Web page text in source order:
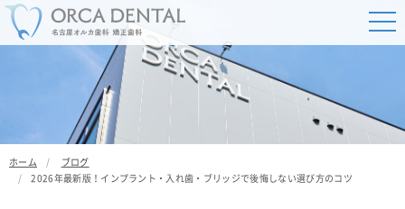
ホーム
ブログ
2026年最新版！インプラント・入れ歯・ブリッジで後悔しない選び方のコツ